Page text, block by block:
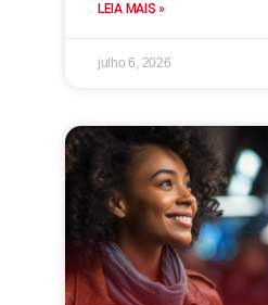
LEIA MAIS »
julho 6, 2026